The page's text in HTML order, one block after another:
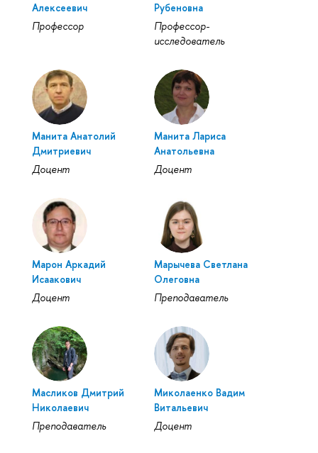
Алексеевич
Профессор
Рубеновна
Профессор-
исследователь
Манита Анатолий
Дмитриевич
Доцент
Манита Лариса
Анатольевна
Доцент
Марон Аркадий
Исаакович
Доцент
Марычева Светлана
Олеговна
Преподаватель
Масликов Дмитрий
Николаевич
Преподаватель
Миколаенко Вадим
Витальевич
Доцент